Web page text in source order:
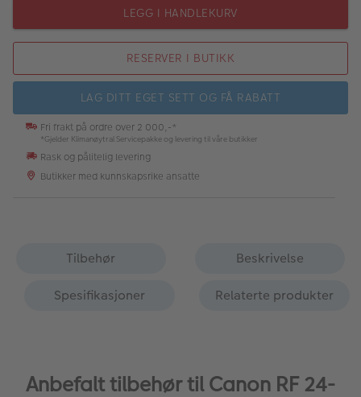
LEGG I HANDLEKURV
RESERVER I BUTIKK
LAG DITT EGET SETT OG FÅ RABATT
Fri frakt på ordre over 2 000,-*
*Gjelder Klimanøytral Servicepakke og levering til våre butikker
Rask og pålitelig levering
Butikker med kunnskapsrike ansatte
Tilbehør
Beskrivelse
Spesifikasjoner
Relaterte produkter
Anbefalt tilbehør til Canon RF 24-